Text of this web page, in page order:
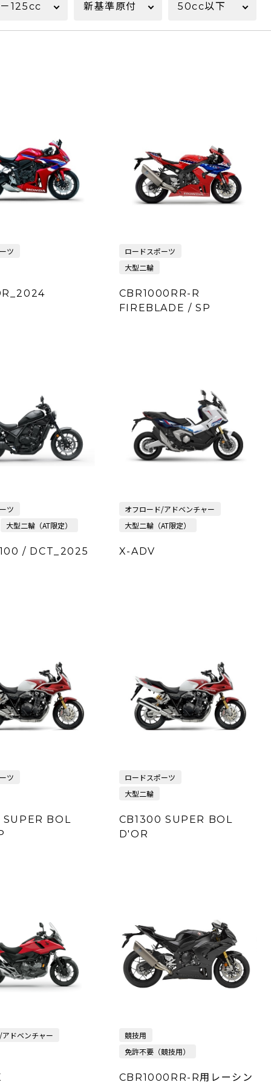
125cc 新基準原付 50cc以下
ツ
ロードスポーツ
大型二輪
CBR1000RR-R
FIREBLADE / SP
ツ
大型二輪（AT限定）
/ DCT_2025
オフロード/アドベンチャー
大型二輪（AT限定）
X-ADV
ツ
SUPER BOL
ロードスポーツ
大型二輪
CB1300 SUPER BOL
D'OR
ドベンチャー
競技用
免許不要（競技用）
CBR1000RR-R用レーシン